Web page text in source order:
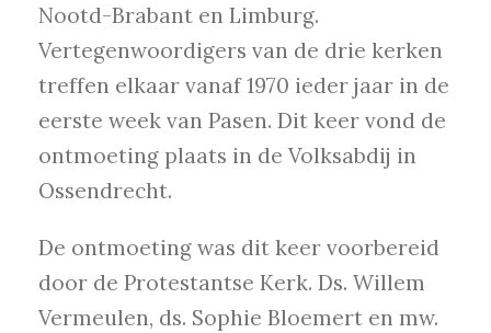
Nootd-Brabant en Limburg.
Vertegenwoordigers van de drie kerken
treffen elkaar vanaf 1970 ieder jaar in de
eerste week van Pasen. Dit keer vond de
ontmoeting plaats in de Volksabdij in
Ossendrecht.
De ontmoeting was dit keer voorbereid
door de Protestantse Kerk. Ds. Willem
Vermeulen, ds. Sophie Bloemert en mw.